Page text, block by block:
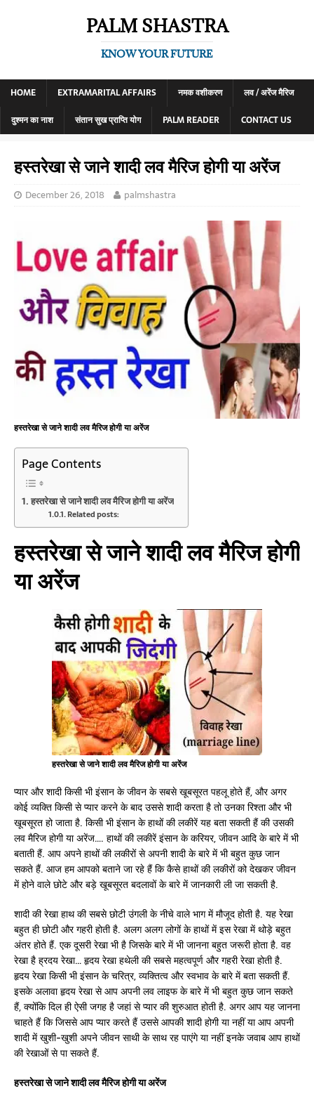
PALM SHASTRA
KNOW YOUR FUTURE
HOME EXTRAMARITAL AFFAIRS नमक वशीकरण
लव / अरेंज मैरिज
दुश्मन का नाश
संतान सुख प्राप्ति योग PALM READER CONTACT US
हस्तरेखा से जाने शादी लव मैरिज होगी या अरेंज
December 26, 2018 palmshastra
हस्तरेखा से जाने शादी लव मैरिज होगी या अरेंज
Page Contents
हस्तरेखा से जाने शादी लव मैरिज होगी या अरेंज
Related posts:
हस्तरेखासेजानेशादीलवमैरिजहोगी
याअरेंज
हस्तरेखा से जाने शादी लव मैरिज होगी या अरेंज
प्यार और शादी किसी भी इंसान के जीवन के सबसे खूबसूरत पहलू होते हैं, और अगर
कोई व्यक्ति किसी से प्यार करने के बाद उससे शादी करता है तो उनका रिश्ता और भी
खूबसूरत हो जाता है. किसी भी इंसान के हाथों की लकीरें यह बता सकती हैं की उसकी
लव मैरिज होगी या अरेंज…. हाथों की लकीरें इंसान के करियर, जीवन आदि के बारे में भी
बताती हैं. आप अपने हाथों की लकीरों से अपनी शादी के बारे में भी बहुत कुछ जान
सकते हैं. आज हम आपको बताने जा रहे हैं कि कैसे हाथों की लकीरों को देखकर जीवन
में होने वाले छोटे और बड़े खूबसूरत बदलावों के बारे में जानकारी ली जा सकती है.
शादी की रेखा हाथ की सबसे छोटी उंगली के नीचे वाले भाग में मौजूद होती है. यह रेखा
बहुत ही छोटी और गहरी होती है. अलग अलग लोगों के हाथों में इस रेखा में थोड़े बहुत
अंतर होते हैं. एक दूसरी रेखा भी है जिसके बारे में भी जानना बहुत जरूरी होता है. वह
रेखा है ह्रदय रेखा… हृदय रेखा हथेली की सबसे महत्वपूर्ण और गहरी रेखा होती है.
हृदय रेखा किसी भी इंसान के चरित्र, व्यक्तित्व और स्वभाव के बारे में बता सकती हैं.
इसके अलावा हृदय रेखा से आप अपनी लव लाइफ के बारे में भी बहुत कुछ जान सकते
हैं, क्योंकि दिल ही ऐसी जगह है जहां से प्यार की शुरुआत होती है. अगर आप यह जानना
चाहते हैं कि जिससे आप प्यार करते हैं उससे आपकी शादी होगी या नहीं या आप अपनी
शादी में खुशी-खुशी अपने जीवन साथी के साथ रह पाएंगे या नहीं इनके जवाब आप हाथों
की रेखाओं से पा सकते हैं.
हस्तरेखा से जाने शादी लव मैरिज होगी या अरेंज